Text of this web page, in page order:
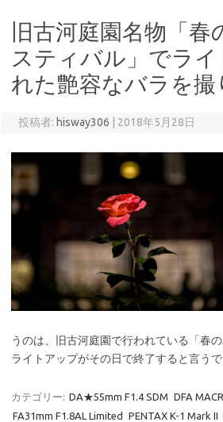
旧古河庭園名物「春
スティバル」でライ
れた艶容なバラを撮
投稿者: hisway306 2018年5月28日
うのは、旧古河庭園で行われている「春
ライトアップがその日で終了すると言う
カテゴリー: DA★55mm F1.4 SDM DFA
FA31mm F1.8AL Limited
PENTAX K-1 Mark II